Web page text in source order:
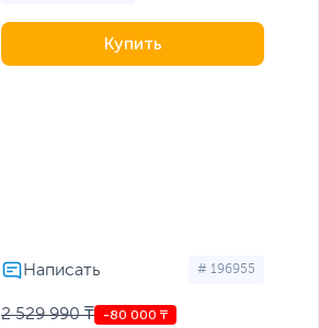
Купить
# 196955
2 529 990 ₸